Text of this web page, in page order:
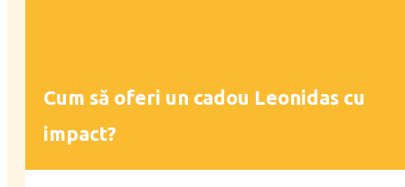
Cum să oferi un cadou Leonidas cu
impact?